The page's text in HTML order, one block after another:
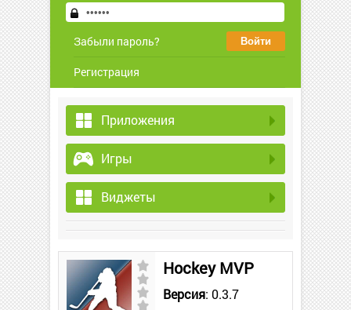
Забыли пароль?
Регистрация
Приложения
Игры
Виджеты
Hockey MVP
Версия: 0.3.7